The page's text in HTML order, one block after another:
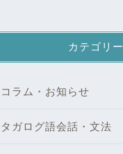
カテゴリー
コラム・お知らせ
タガログ語会話・文法